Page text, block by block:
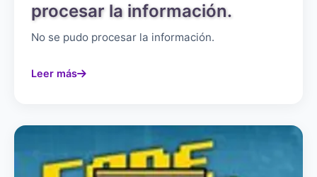
procesar la información.
No se pudo procesar la información.
Leer más